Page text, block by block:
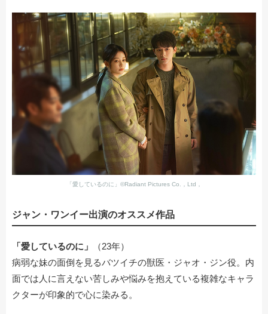
「愛しているのに」©Radiant Pictures Co.，Ltd，
ジャン・ワンイー出演のオススメ作品
「愛しているのに」
（23年）
病弱な妹の面倒を見るバツイチの獣医・ジャオ・ジン役。内
面では人に言えない苦しみや悩みを抱えている複雑なキャラ
クターが印象的で心に染みる。